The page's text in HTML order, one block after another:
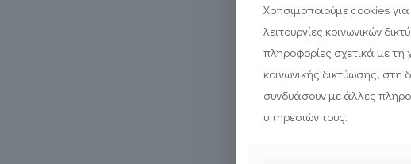
Χρησιμοποιούμε cookies
λειτουργίες κοινωνικών
πληροφορίες σχετικά με
κοινωνικής δικτύωσης, στη
συνδυάσουν με άλλες
υπηρεσιών τους.